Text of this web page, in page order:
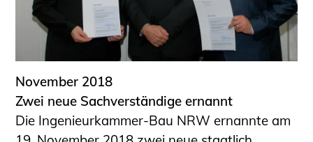
November 2018
Zwei neue Sachverständige ernannt
Die Ingenieurkammer-Bau NRW ernannte am